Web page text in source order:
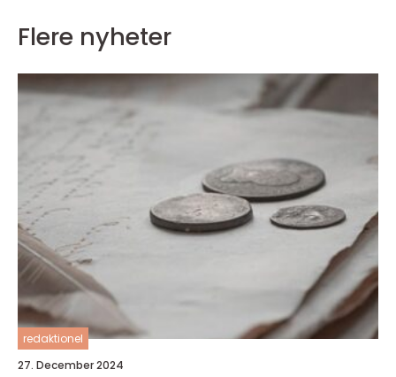
Flere nyheter
redaktionel
27. December 2024